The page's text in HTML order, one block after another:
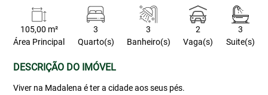
105,00 m²
Área Principal
3
Quarto(s)
3
Banheiro(s)
2
Vaga(s)
3
Suite(s)
DESCRIÇÃO DO IMÓVEL
Viver na Madalena é ter a cidade aos seus pés.